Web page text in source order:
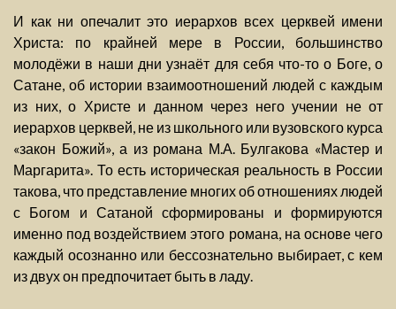
И как ни опечалит это иерархов всех церквей имени
Христа: по крайней мере в России, большинство
молодёжи в наши дни узнаёт для себя что-то о Боге, о
Сатане, об истории взаимоотношений людей с каждым
из них, о Христе и данном через него учении не от
иерархов церквей, не из школьного или вузовского курса
«закон Божий», а из романа М.А. Булгакова «Мастер и
Маргарита». То есть историческая реальность в России
такова, что представление многих об отношениях людей
с Богом и Сатаной сформированы и формируются
именно под воздействием этого романа, на основе чего
каждый осознанно или бессознательно выбирает, с кем
из двух он предпочитает быть в ладу.